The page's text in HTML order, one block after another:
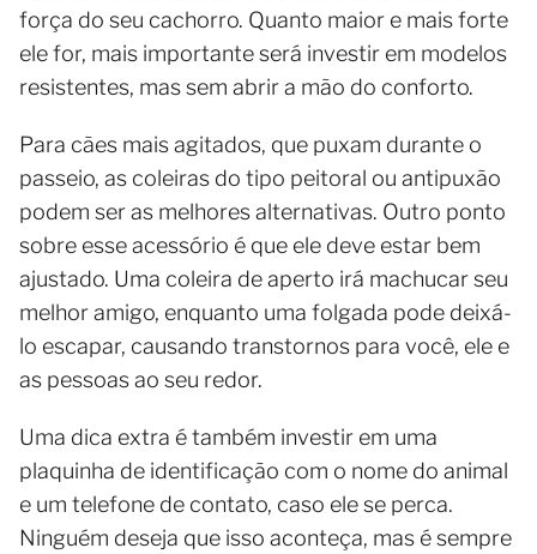
força do seu cachorro. Quanto maior e mais forte
ele for, mais importante será investir em modelos
resistentes, mas sem abrir a mão do conforto.
Para cães mais agitados, que puxam durante o
passeio, as coleiras do tipo peitoral ou antipuxão
podem ser as melhores alternativas. Outro ponto
sobre esse acessório é que ele deve estar bem
ajustado. Uma coleira de aperto irá machucar seu
melhor amigo, enquanto uma folgada pode deixá-
lo escapar, causando transtornos para você, ele e
as pessoas ao seu redor.
Uma dica extra é também investir em uma
plaquinha de identificação com o nome do animal
e um telefone de contato, caso ele se perca.
Ninguém deseja que isso aconteça, mas é sempre